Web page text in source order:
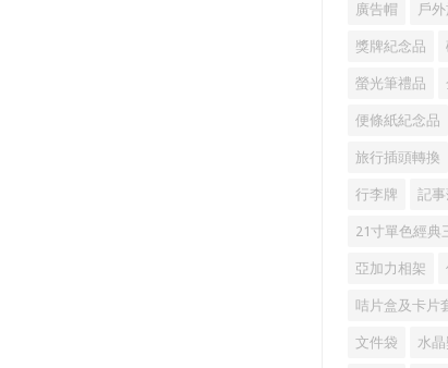
廣告帽 戶
獎牌紀念品
螢光筆禮品
便條紙紀念品
旅行插頭轉換
行李牌 記
21寸單色經典
亞加力相架
咭片盒及卡片
文件袋 水